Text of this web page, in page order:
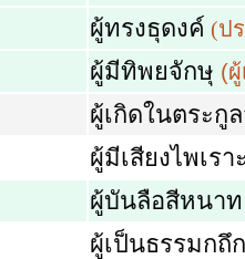
ผู้ทรงธุดงค์ (ป
ผู้มีทิพยจักษุ (
ผู้เกิดในตระกู
ผู้มีเสียงไพเราะ
ผู้บันลือสีหนาท
ผู้เป็นธรรมกถึก